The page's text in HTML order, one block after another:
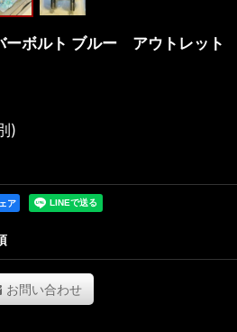
ボルト ブルー アウトレット
)
ア
お問い合わせ